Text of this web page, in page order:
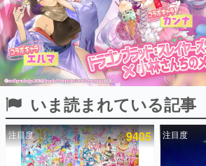
ピックアップ
電ファミのいま読まれている記事ランキング
いま読まれている記事
注目度 9405 注目度